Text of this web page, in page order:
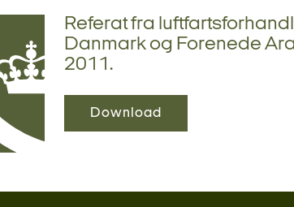
Referat fra
Danmark og Forenede
2011.
Download